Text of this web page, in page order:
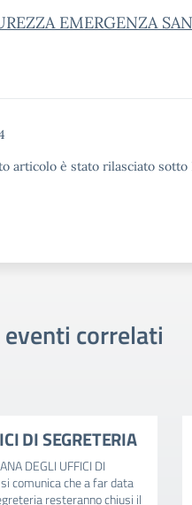
EMERGENZA
articolo è stato rilasciato
correlati
DI SEGRETERIA
DEGLI UFFICI DI
comunica che a far data
resteranno chiusi il